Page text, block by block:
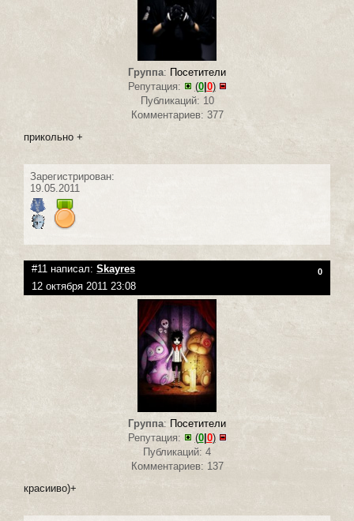
Группа: Посетители
Репутация:
(0| 0)
Публикаций: 10
Комментариев: 377
прикольно +
Зарегистрирован:
19.05.2011
#11 написал: Skayres 0
12 октября 2011 23:08
Группа: Посетители
Репутация:
(0| 0)
Публикаций: 4
Комментариев: 137
красииво)+